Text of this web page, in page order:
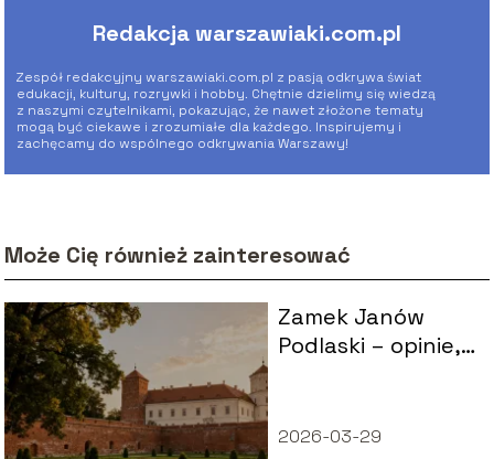
Redakcja warszawiaki.com.pl
Zespół redakcyjny warszawiaki.com.pl z pasją odkrywa świat
edukacji, kultury, rozrywki i hobby. Chętnie dzielimy się wiedzą
z naszymi czytelnikami, pokazując, że nawet złożone tematy
mogą być ciekawe i zrozumiałe dla każdego. Inspirujemy i
zachęcamy do wspólnego odkrywania Warszawy!
Może Cię również zainteresować
Zamek Janów
Podlaski – opinie,
2026-03-29